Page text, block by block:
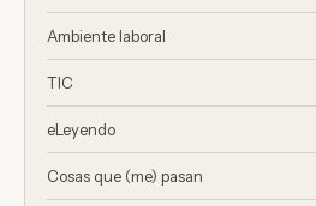
Ambiente laboral
TIC
eLeyendo
Cosas que (me) pasan